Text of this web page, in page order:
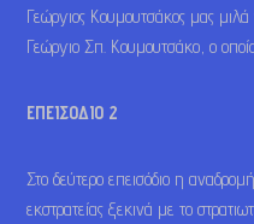
Γεώργιος Κουμουτσάκος μας
Γεώργιο Σπ. Κουμουτσάκο, ο
ΕΠΕΙΣΟΔΙΟ 2
Στο δεύτερο επεισόδιο η
εκστρατείας ξεκινά με το